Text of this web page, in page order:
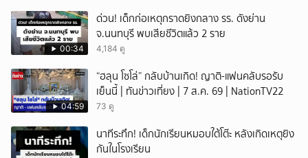
00:34
ด่วน! เด็กก่อเหตุกราดยิงกลาง รร. ดังย่าน
จ.นนทบุรี พบเสียชีวิตแล้ว 2 ราย
4,184 ดู
04:59
“ฮลุน โซโล่” กลับบ้านเกิด! ญาติ-แฟนคลับรอรับ
เย็นนี้ | ทันข่าวเที่ยง | 7 ส.ค. 69 | NationTV22
73 ดู
นาทีระทึก! เด็กนักเรียนหมอบใต้โต๊ะ หลังเกิดเหตุยิง
กันในโรงเรียน